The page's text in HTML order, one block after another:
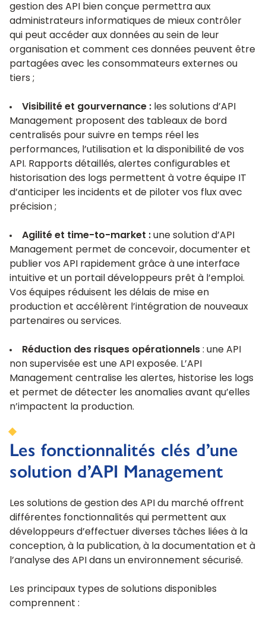
gestion des API bien conçue permettra aux
administrateurs informatiques de mieux contrôler
qui peut accéder aux données au sein de leur
organisation et comment ces données peuvent être
partagées avec les consommateurs externes ou
tiers ;
Visibilité et gourvernance : les solutions d’API
Management proposent des tableaux de bord
centralisés pour suivre en temps réel les
performances, l’utilisation et la disponibilité de vos
API. Rapports détaillés, alertes configurables et
historisation des logs permettent à votre équipe IT
d’anticiper les incidents et de piloter vos flux avec
précision ;
Agilité et time-to-market : une solution d’API
Management permet de concevoir, documenter et
publier vos API rapidement grâce à une interface
intuitive et un portail développeurs prêt à l’emploi.
Vos équipes réduisent les délais de mise en
production et accélèrent l’intégration de nouveaux
partenaires ou services.
Réduction des risques opérationnels : une API
non supervisée est une API exposée. L’API
Management centralise les alertes, historise les logs
et permet de détecter les anomalies avant qu’elles
n’impactent la production.
Les fonctionnalités clés d’une
solution d’API Management
Les solutions de gestion des API du marché offrent
différentes fonctionnalités qui permettent aux
développeurs d’effectuer diverses tâches liées à la
conception, à la publication, à la documentation et à
l’analyse des API dans un environnement sécurisé.
Les principaux types de solutions disponibles
comprennent :